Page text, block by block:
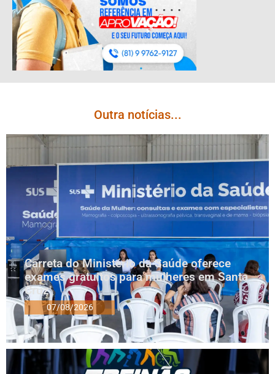
Outra notícias...
Carreta do Ministério da Saúde oferece
exames gratuitos para mulheres em Santa
Cruz
07/08/2026